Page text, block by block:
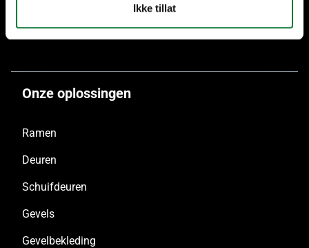
Ikke tillat
België
Onze oplossingen
Ramen
Deuren
Schuifdeuren
Gevels
Gevelbekleding